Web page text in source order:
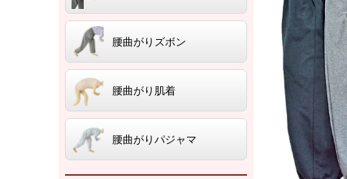
腰曲がりズボン
腰曲がり肌着
腰曲がりパジャマ